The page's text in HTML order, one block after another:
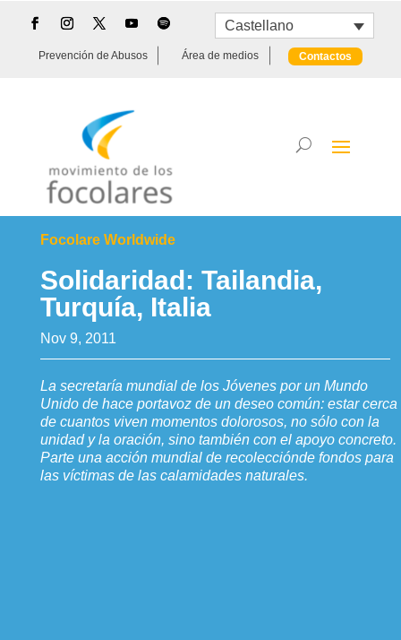
Castellano
Prevención de Abusos Área de medios Contactos
Focolare Worldwide
Solidaridad: Tailandia,
Turquía, Italia
Nov 9, 2011
La secretaría mundial de los Jóvenes por un Mundo
Unido de hace portavoz de un deseo común: estar cerca
de cuantos viven momentos dolorosos, no sólo con la
unidad y la oración, sino también con el apoyo concreto.
Parte una acción mundial de recolecciónde fondos para
las víctimas de las calamidades naturales.